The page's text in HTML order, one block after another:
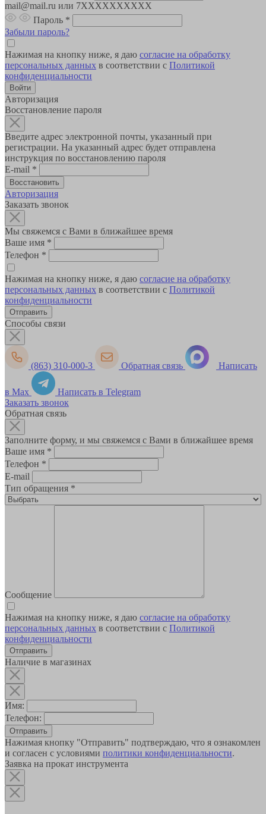
mail@mail.ru или 7XXXXXXXXXX
Пароль *
Забыли пароль?
Нажимая на кнопку ниже, я даю согласие на обработку
персональных данных в соответствии с Политикой
конфиденциальности
Авторизация
Восстановление пароля
Введите адрес электронной почты, указанный при
регистрации. На указанный адрес будет отправлена
инструкция по восстановлению пароля
E-mail *
Авторизация
Заказать звонок
Мы свяжемся с Вами в ближайшее время
Ваше имя *
Телефон *
Нажимая на кнопку ниже, я даю согласие на обработку
персональных данных в соответствии с Политикой
конфиденциальности
Способы связи
(863) 310-000-3 Обратная связь Написать
в Max
Написать в Telegram
Заказать звонок
Обратная связь
Заполните форму, и мы свяжемся с Вами в ближайшее время
Ваше имя *
Телефон *
E-mail
Тип обращения *
Сообщение
Нажимая на кнопку ниже, я даю согласие на обработку
персональных данных в соответствии с Политикой
конфиденциальности
Наличие в магазинах
Имя:
Телефон:
Отправить
Нажимая кнопку "Отправить" подтверждаю, что я ознакомлен
и согласен с условиями политики конфиденциальности.
Заявка на прокат инструмента